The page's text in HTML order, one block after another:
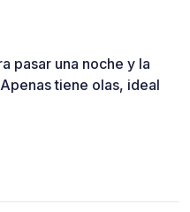
pasar una noche y la
tiene olas, ideal